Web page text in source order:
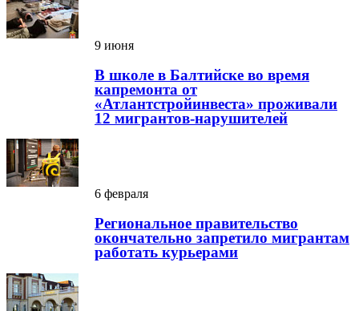
9 июня
В школе в Балтийске во время
капремонта от
«Атлантстройинвеста» проживали
12 мигрантов-нарушителей
6 февраля
Региональное правительство
окончательно запретило мигрантам
работать курьерами